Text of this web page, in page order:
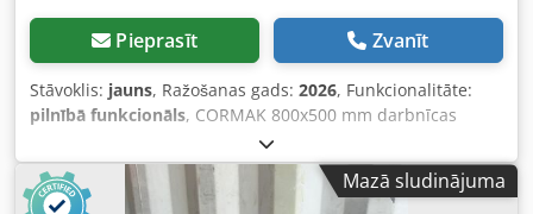
Pieprasīt Zvanīt
Stāvoklis: jauns, Ražošanas gads: 2026, Funkcionalitāte:
pilnībā funkcionāls, CORMAK 800x500 mm darbnīcas
galds ir izturīgs un funkcionāls risinājums, kas paredzēts
profesionāļiem, kas nodarbojas ar precīzu vītņu griešanu.
Tas lieliski darbojas kopā ar elektriskajām vītņu griezējiem
Mazā sludinājuma